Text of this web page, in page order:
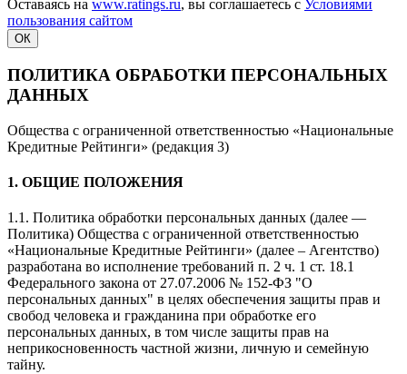
Оставаясь на www.ratings.ru, вы соглашаетесь с Условиями
пользования сайтом
ОК
ПОЛИТИКА ОБРАБОТКИ ПЕРСОНАЛЬНЫХ
ДАННЫХ
Общества с ограниченной ответственностью «Национальные
Кредитные Рейтинги» (редакция 3)
1. ОБЩИЕ ПОЛОЖЕНИЯ
1.1. Политика обработки персональных данных (далее —
Политика) Общества с ограниченной ответственностью
«Национальные Кредитные Рейтинги» (далее – Агентство)
разработана во исполнение требований п. 2 ч. 1 ст. 18.1
Федерального закона от 27.07.2006 № 152-ФЗ "О
персональных данных" в целях обеспечения защиты прав и
свобод человека и гражданина при обработке его
персональных данных, в том числе защиты прав на
неприкосновенность частной жизни, личную и семейную
тайну.